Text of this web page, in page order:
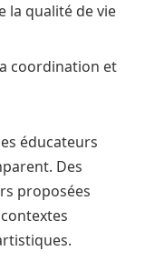
la qualité de vie
coordination et
éducateurs
Des
proposées